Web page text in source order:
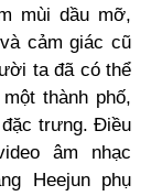
mùi dầu mỡ,
cảm giác cũ
ta đã có thể
thành phố,
trưng. Điều
âm nhạc
Heejun phụ